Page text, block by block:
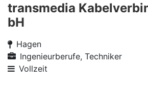
transmedia
bH
Hagen
Ingenieurberufe, Techniker
Vollzeit